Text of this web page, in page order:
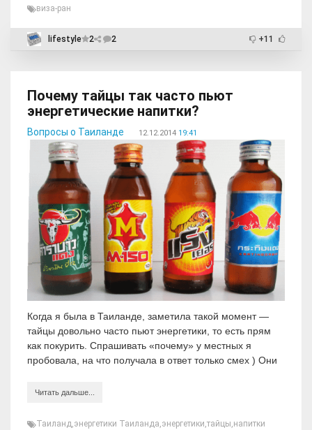
виза-ран
lifestyle 2 2 +11
Почему тайцы так часто пьют
энергетические напитки?
Вопросы о Таиланде 12.12.2014 19:41
Когда я была в Таиланде, заметила такой момент —
тайцы довольно часто пьют энергетики, то есть прям
как покурить. Спрашивать «почему» у местных я
пробовала, на что получала в ответ только смех ) Они
Читать дальше...
Таиланд,энергетики Таиланда,энергетики,тайцы,напитки